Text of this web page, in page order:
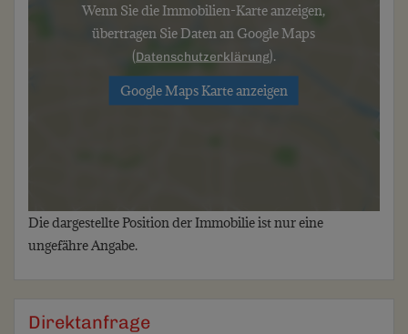
Wenn Sie die Immobilien-Karte anzeigen,
übertragen Sie Daten an Google Maps
(Datenschutzerklärung).
Google Maps Karte anzeigen
Die dargestellte Position der Immobilie ist nur eine
ungefähre Angabe.
Direktanfrage